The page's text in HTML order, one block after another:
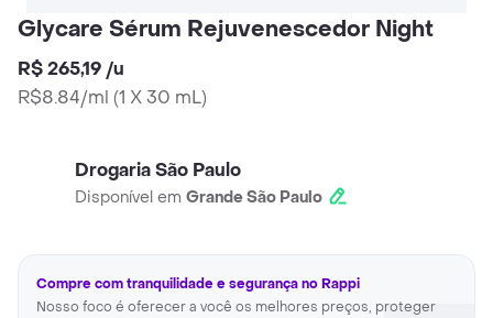
Glycare Sérum Rejuvenescedor Night
R$ 265,19 /u
R$8.84/ml (1 X 30 mL)
Drogaria São Paulo
Disponível em Grande São Paulo
Compre com tranquilidade e segurança no Rappi
Nosso foco é oferecer a você os melhores preços, proteger